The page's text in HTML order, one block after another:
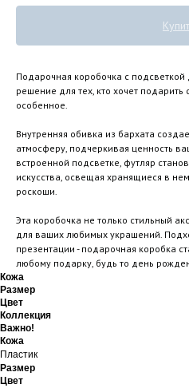
Подарочная коробочка с
решение для тех, кто хочет подарить
особенное.
Внутренняя обивка из бархата
атмосферу, подчеркивая ценность
встроенной подсветке, футляр
искусства, освещая хранящиеся в
роскоши.
Эта коробочка не только стильный
для ваших любимых украшений.
презентации - подарочная коробка
любому подарку, будь то день
Кожа
Размер
Цвет
Коллекция
Важно!
Кожа
Пластик
Размер
Цвет